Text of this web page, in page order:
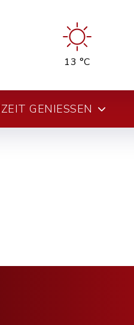
13 °C
GENIESSEN